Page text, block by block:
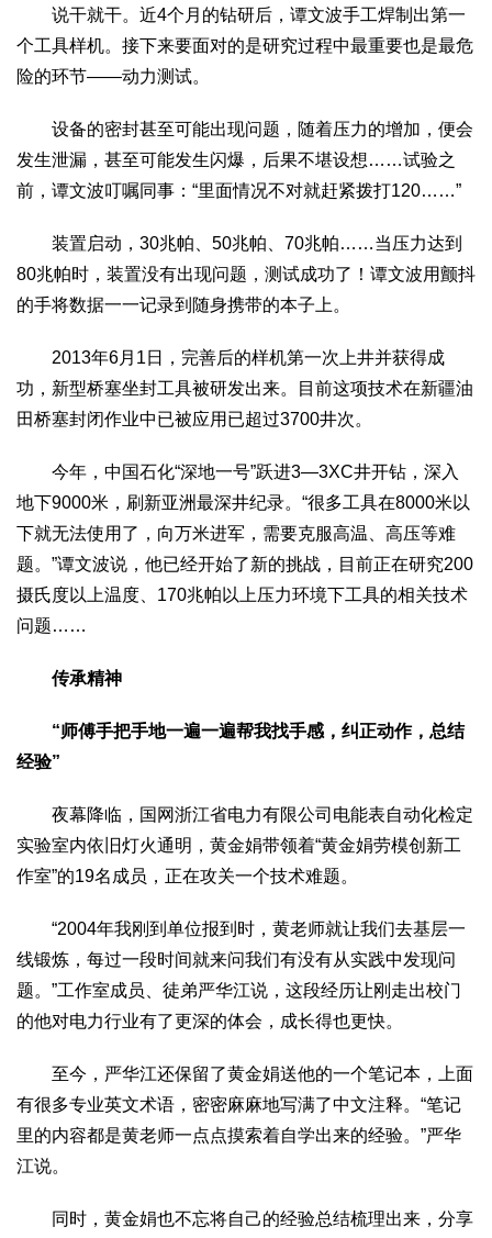
说干就干。近4个月的钻研后，谭文波手工焊制出第一
个工具样机。接下来要面对的是研究过程中最重要也是最危
险的环节——动力测试。
设备的密封甚至可能出现问题，随着压力的增加，便会
发生泄漏，甚至可能发生闪爆，后果不堪设想……试验之
前，谭文波叮嘱同事：“里面情况不对就赶紧拨打120……”
装置启动，30兆帕、50兆帕、70兆帕……当压力达到
80兆帕时，装置没有出现问题，测试成功了！谭文波用颤抖
的手将数据一一记录到随身携带的本子上。
2013年6月1日，完善后的样机第一次上井并获得成
功，新型桥塞坐封工具被研发出来。目前这项技术在新疆油
田桥塞封闭作业中已被应用已超过3700井次。
今年，中国石化“深地一号”跃进3—3XC井开钻，深入
地下9000米，刷新亚洲最深井纪录。“很多工具在8000米以
下就无法使用了，向万米进军，需要克服高温、高压等难
题。”谭文波说，他已经开始了新的挑战，目前正在研究200
摄氏度以上温度、170兆帕以上压力环境下工具的相关技术
问题……
传承精神
“师傅手把手地一遍一遍帮我找手感，纠正动作，总结
经验”
夜幕降临，国网浙江省电力有限公司电能表自动化检定
实验室内依旧灯火通明，黄金娟带领着“黄金娟劳模创新工
作室”的19名成员，正在攻关一个技术难题。
“2004年我刚到单位报到时，黄老师就让我们去基层一
线锻炼，每过一段时间就来问我们有没有从实践中发现问
题。”工作室成员、徒弟严华江说，这段经历让刚走出校门
的他对电力行业有了更深的体会，成长得也更快。
至今，严华江还保留了黄金娟送他的一个笔记本，上面
有很多专业英文术语，密密麻麻地写满了中文注释。“笔记
里的内容都是黄老师一点点摸索着自学出来的经验。”严华
江说。
同时，黄金娟也不忘将自己的经验总结梳理出来，分享